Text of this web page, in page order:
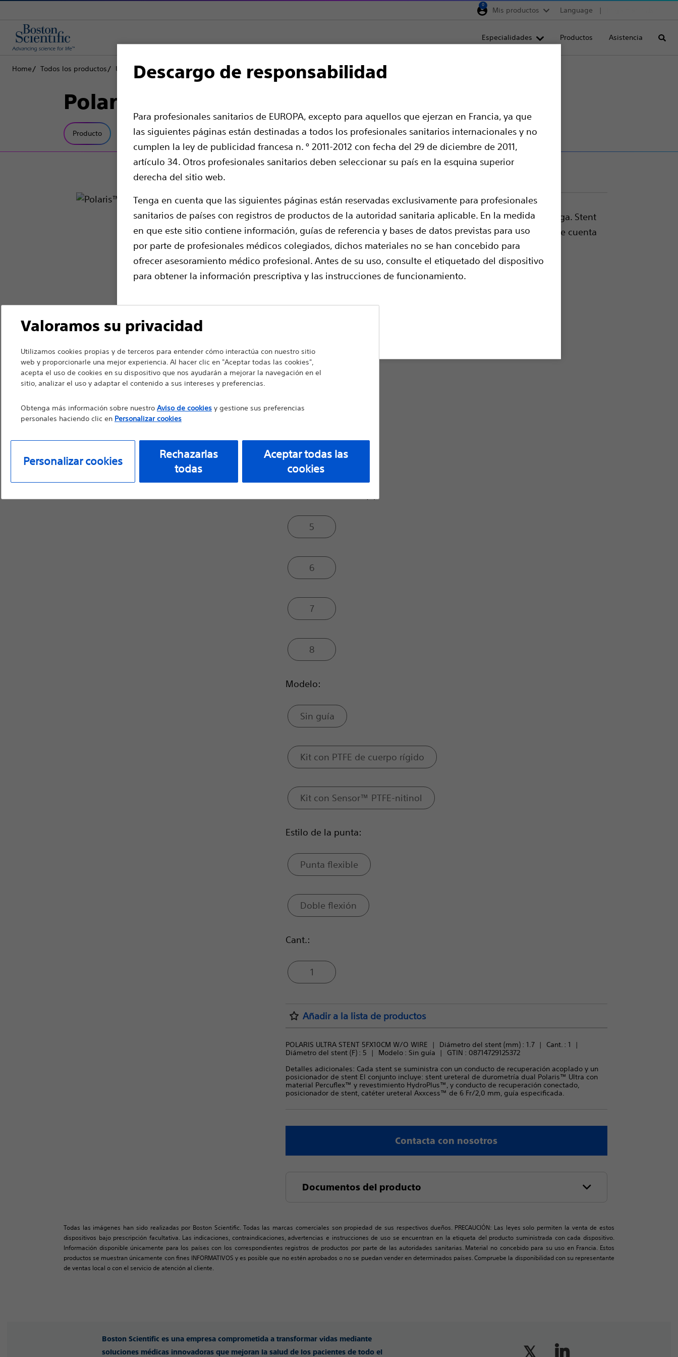
Descargo de responsabilidad
Para profesionales sanitarios de EUROPA, excepto para aquellos que ejerzan en Francia, ya que
las siguientes páginas están destinadas a todos los profesionales sanitarios internacionales y no
cumplen la ley de publicidad francesa n. º 2011-2012 con fecha del 29 de diciembre de 2011,
artículo 34. Otros profesionales sanitarios deben seleccionar su país en la esquina superior
derecha del sitio web.
Tenga en cuenta que las siguientes páginas están reservadas exclusivamente para profesionales
sanitarios de países con registros de productos de la autoridad sanitaria aplicable. En la medida
en que este sitio contiene información, guías de referencia y bases de datos previstas para uso
por parte de profesionales médicos colegiados, dichos materiales no se han concebido para
ofrecer asesoramiento médico profesional. Antes de su uso, consulte el etiquetado del dispositivo
para obtener la información prescriptiva y las instrucciones de funcionamiento.
Continuar
0
Mis productos Language
Especialidades Productos Asistencia
Home Todos los productos Urología Stents y catéteres ureterales Tienda de stents Polaris™ Ultra Stent ureteral
Polaris™ Ultra Stent ureteral
Producto Especificaciones técnicas
Un stent de durometría dual para minimizar la irritación de la vejiga. Stent
Percuflex™ de durometría dual con revestimiento HydroPlus™ que cuenta
con una espiral blanda Nautilus™ especial de vejiga.
Comparar Tienda de stents
Diámetro del stent (mm):
2.0
2.7
5
6
7
8
Modelo:
Sin guía
Kit con PTFE de cuerpo rígido
Kit con Sensor™ PTFE-nitinol
Estilo de la punta:
Punta flexible
Doble flexión
Cant.:
1
Añadir a la lista de productos
POLARIS ULTRA STENT 5FX10CM W/O WIRE Diámetro del stent (mm) : 1.7 Cant. : 1
Diámetro del stent (F) : 5 Modelo : Sin guía GTIN : 08714729125372
Detalles adicionales: Cada stent se suministra con un conducto de recuperación acoplado y un
posicionador de stent El conjunto incluye: stent ureteral de durometría dual Polaris™ Ultra con
material Percuflex™ y revestimiento HydroPlus™, y conducto de recuperación conectado,
posicionador de stent, catéter ureteral Axxcess™ de 6 Fr/2,0 mm, guía especificada.
Contacta con nosotros
Documentos del producto
Todas las imágenes han sido realizadas por Boston Scientific. Todas las marcas comerciales son propiedad de sus respectivos dueños. PRECAUCIÓN: Las leyes solo permiten la venta de estos
dispositivos bajo prescripción facultativa. Las indicaciones, contraindicaciones, advertencias e instrucciones de uso se encuentran en la etiqueta del producto suministrada con cada dispositivo.
Información disponible únicamente para los países con los correspondientes registros de productos por parte de las autoridades sanitarias. Material no concebido para su uso en Francia. Estos
productos se muestran únicamente con fines INFORMATIVOS y es posible que no estén aprobados o no se puedan vender en determinados países. Compruebe la disponibilidad con su representante
de ventas local o con el servicio de atención al cliente.
Boston Scientific es una empresa comprometida a transformar vidas mediante
soluciones médicas innovadoras que mejoran la salud de los pacientes de todo el
Valoramos su privacidad
Utilizamos cookies propias y de terceros para entender cómo interactúa con nuestro sitio
web y proporcionarle una mejor experiencia. Al hacer clic en "Aceptar todas las cookies",
acepta el uso de cookies en su dispositivo que nos ayudarán a mejorar la navegación en el
sitio, analizar el uso y adaptar el contenido a sus intereses y preferencias.
Obtenga más información sobre nuestro Aviso de cookiesy gestione sus preferencias
personales haciendo clic en Personalizar cookies
Personalizar cookies
Rechazarlas
todas
Aceptar todas las
cookies